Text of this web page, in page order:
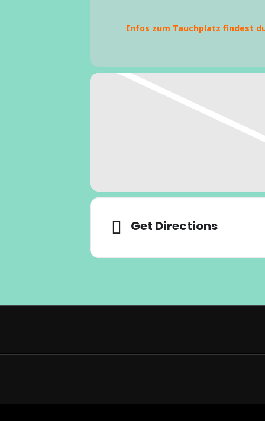
Infos zum Tauchplatz findest
Get Directions